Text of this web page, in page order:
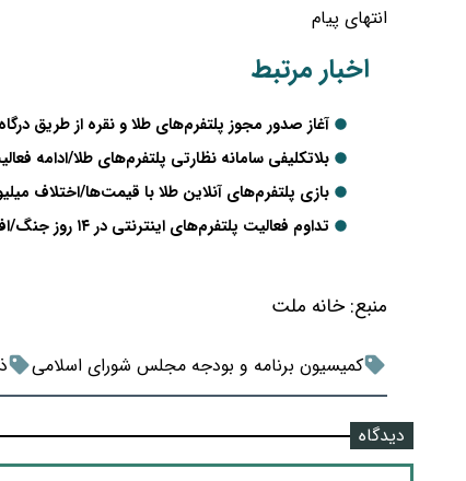
انتهای پیام
اخبار مرتبط
آغاز صدور مجوز پلتفرم‌های طلا و نقره از طریق
بلاتکلیفی سامانه نظارتی پلتفرم‌های طلا/ادامه
بازی پلتفرم‌های آنلاین طلا با قیمت‌ها/اختلاف
تداوم فعالیت پلتفرم‌های اینترنتی در ۱۴ روز جنگ/افت فروش کسب‌وکارهای کوچک
منبع: خانه ملت
کمیسیون برنامه و بودجه مجلس شورای اسلامی
دیدگاه